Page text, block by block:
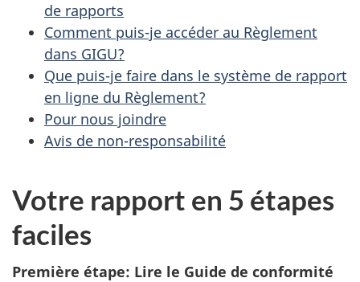
de rapports
Comment puis-je accéder au Règlement
dans GIGU?
Que puis-je faire dans le système de rapport
en ligne du Règlement?
Pour nous joindre
Avis de non-responsabilité
Votre rapport en 5 étapes
faciles
Première étape: Lire le Guide de conformité